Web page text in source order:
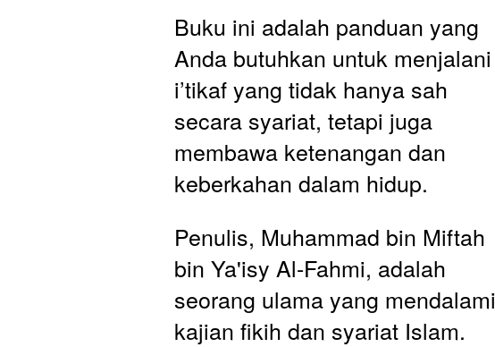
Buku ini adalah panduan yang
Anda butuhkan untuk menjalani
i’tikaf yang tidak hanya sah
secara syariat, tetapi juga
membawa ketenangan dan
keberkahan dalam hidup.
Penulis, Muhammad bin Miftah
bin Ya'isy Al-Fahmi, adalah
seorang ulama yang mendalami
kajian fikih dan syariat Islam.